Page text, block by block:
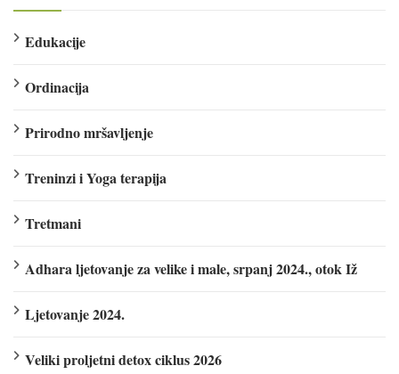
Edukacije
Ordinacija
Prirodno mršavljenje
Treninzi i Yoga terapija
Tretmani
Adhara ljetovanje za velike i male, srpanj 2024., otok Iž
Ljetovanje 2024.
Veliki proljetni detox ciklus 2026